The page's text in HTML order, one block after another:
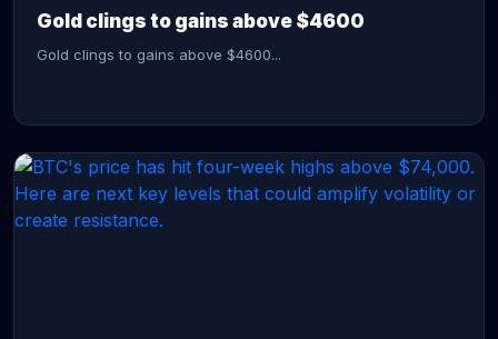
Gold clings to gains above $4600
Gold clings to gains above $4600...